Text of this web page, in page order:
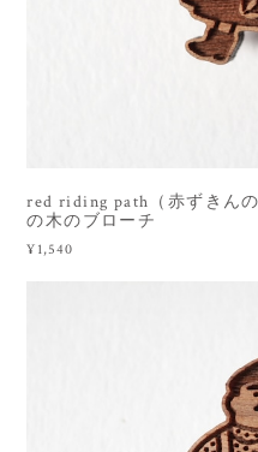
red riding path（赤ずきん
の木のブローチ
¥1,540